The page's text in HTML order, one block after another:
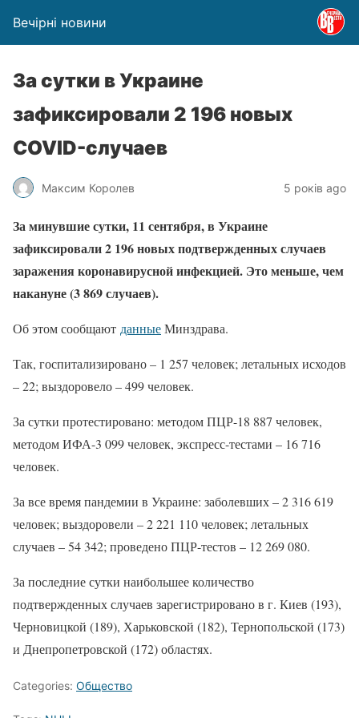
Вечірні новини
За сутки в Украине
зафиксировали 2 196 новых
COVID-случаев
Максим Королев 5 років ago
За минувшие сутки, 11 сентября, в Украине
зафиксировали 2 196 новых подтвержденных случаев
заражения коронавирусной инфекцией. Это меньше, чем
накануне (3 869 случаев).
Об этом сообщают данныеМинздрава.
Так, госпитализировано – 1 257 человек; летальных исходов
– 22; выздоровело – 499 человек.
За сутки протестировано: методом ПЦР-18 887 человек,
методом ИФА-3 099 человек, экспресс-тестами – 16 716
человек.
За все время пандемии в Украине: заболевших – 2 316 619
человек; выздоровели – 2 221 110 человек; летальных
случаев – 54 342; проведено ПЦР-тестов – 12 269 080.
За последние сутки наибольшее количество
подтвержденных случаев зарегистрировано в г. Киев (193),
Черновицкой (189), Харьковской (182), Тернопольской (173)
и Днепропетровской (172) областях.
Categories: Общество